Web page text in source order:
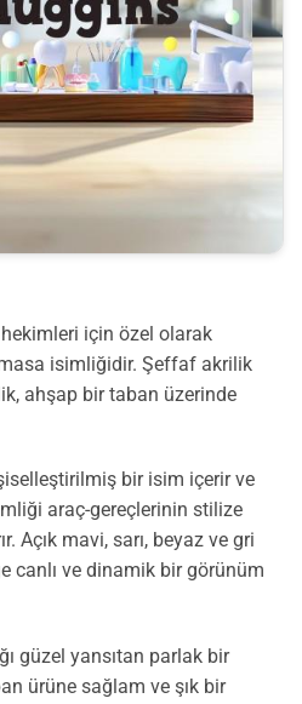
için özel olarak
isimliğidir. Şeffaf akrilik
ahşap bir taban üzerinde
bir isim içerir ve
araç-gereçlerinin stilize
Açık mavi, sarı, beyaz ve gri
canlı ve dinamik bir görünüm
güzel yansıtan parlak bir
ürüne sağlam ve şık bir